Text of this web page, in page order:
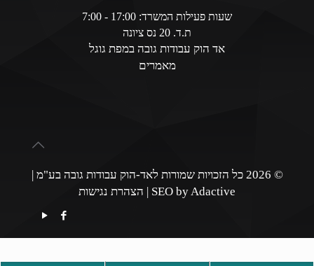
שעות פעילות המשרד: 17:00 - 7:00
ת.ד. 20 נס ציונה
אד הוק עבודות גובה במפת גוגל
מאמרים
© 2026 כל הזכויות שמורות לאד-הוק עבודות גובה בע"מ |
SEO by Adactive
| הצהרת נגישות